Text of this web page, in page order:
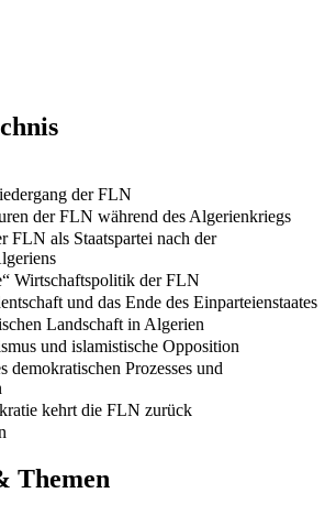
der FLN
der FLN während des Algerienkriegs
FLN als Staatspartei nach der
Wirtschaftspolitik der FLN
und das Ende des Einparteienstaates
Landschaft in Algerien
und islamistische Opposition
demokratischen Prozesses und
kehrt die FLN zurück
Themen